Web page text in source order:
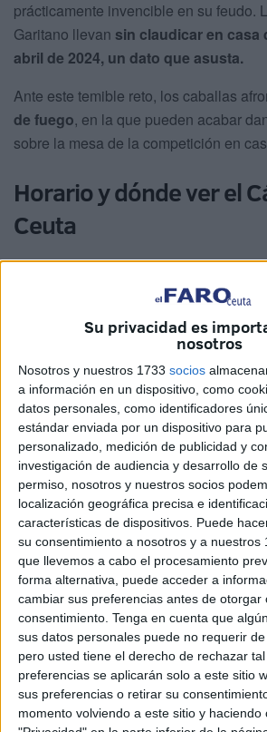
Su privacidad es
nosotros
Nosotros y nuestros 1733 socios
a información en un dispositivo, como
datos personales, como identificadores
estándar enviada por un dispositivo para
personalizado, medición de publicidad y
investigación de audiencia y desarrollo de
permiso, nosotros y nuestros socios
localización geográfica precisa e
características de dispositivos. Puede
su consentimiento a nosotros y a nuestros
que llevemos a cabo el procesamiento
forma alternativa, puede acceder a
cambiar sus preferencias antes de otorgar
consentimiento. Tenga en cuenta que
sus datos personales puede no requerir
pero usted tiene el derecho de rechazar
preferencias se aplicarán solo a este sitio
sus preferencias o retirar su
momento volviendo a este sitio y haciendo
prácticamente invencible en su feudo.
Garitano llevan sin claudicar en casa
abril de 2024, un dato que asusta.
Ante este temible reto, los caballas
de fuego, en la que pueden acabar
sobre la mesa de la competición en
Horario y dónde ver el
Ceuta
La cita de estaséptima jornada de
dará el pistoletazo de salida este
enfrentan al segundo clasificado de la
en lo que se espera que sea un
entre dos conjuntos con hambre de
El duelo se retransmitirá a través de
DAZN (Plan Fútbol), Movistar Plus+,
Hypermotionmediante múltiples
Vodafone o Amazon Prime y DIGI TV
Deportes, en el que tendrás acceso a
sus canales LALIGA TV
La maquinaria
arrancada